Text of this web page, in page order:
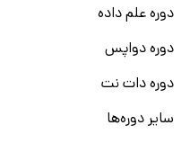
دوره علم داده
دوره دواپس
دوره دات نت
سایر دوره‌ها